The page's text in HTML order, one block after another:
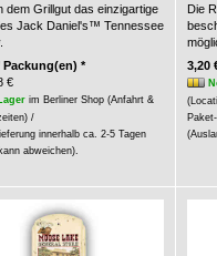
dem Grillgut das einzigartige
Jack Daniel's™ Tennessee
Packung(en) *
€
im Berliner Shop (Anfahrt &
/
innerhalb ca. 2-5 Tagen
abweichen).
Die
3,20